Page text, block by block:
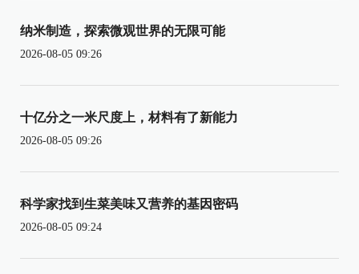
纳米制造，探索微观世界的无限可能
2026-08-05 09:26
十亿分之一米尺度上，材料有了新能力
2026-08-05 09:26
科学家找到生菜美味又营养的基因密码
2026-08-05 09:24